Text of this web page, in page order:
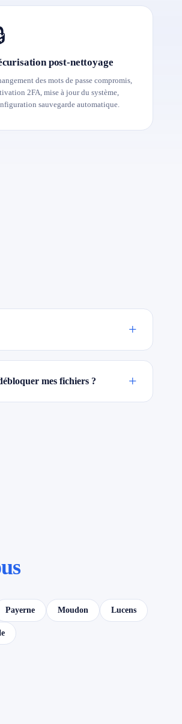
post-nettoyage
des mots de passe compromis,
2FA, mise à jour du système,
sauvegarde automatique.
+
mes fichiers ? +
Payerne Moudon Lucens